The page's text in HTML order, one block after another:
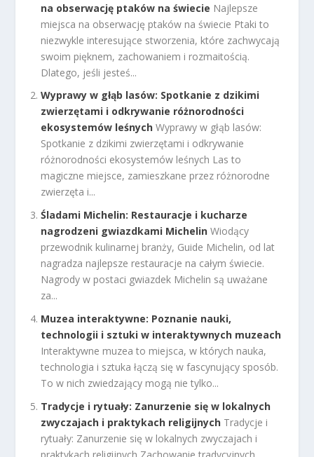
na obserwację ptaków na świecie Najlepsze
miejsca na obserwację ptaków na świecie Ptaki to
niezwykle interesujące stworzenia, które zachwycają
swoim pięknem, zachowaniem i rozmaitością.
Dlatego, jeśli jesteś...
Wyprawy w głąb lasów: Spotkanie z dzikimi
zwierzętami i odkrywanie różnorodności
ekosystemów leśnych Wyprawy w głąb lasów:
Spotkanie z dzikimi zwierzętami i odkrywanie
różnorodności ekosystemów leśnych Las to
magiczne miejsce, zamieszkane przez różnorodne
zwierzęta i...
Śladami Michelin: Restauracje i kucharze
nagrodzeni gwiazdkami Michelin Wiodący
przewodnik kulinarnej branży, Guide Michelin, od lat
nagradza najlepsze restauracje na całym świecie.
Nagrody w postaci gwiazdek Michelin są uważane
za...
Muzea interaktywne: Poznanie nauki,
technologii i sztuki w interaktywnych muzeach
Interaktywne muzea to miejsca, w których nauka,
technologia i sztuka łączą się w fascynujący sposób.
To w nich zwiedzający mogą nie tylko...
Tradycje i rytuały: Zanurzenie się w lokalnych
zwyczajach i praktykach religijnych Tradycje i
rytuały: Zanurzenie się w lokalnych zwyczajach i